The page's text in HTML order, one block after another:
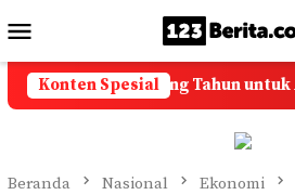
ke
kontenMobile
Konten Spesial
Selamat Ulang Tahun untuk
Beranda Nasional Ekonomi